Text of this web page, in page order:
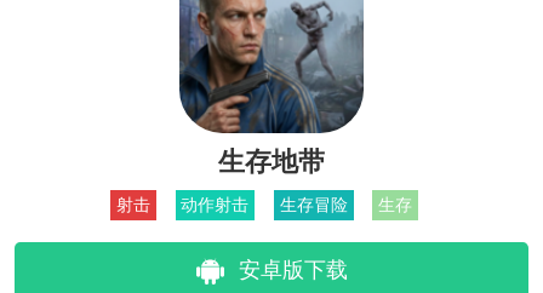
卡牌对战 音乐舞蹈
挂机养成
生存地带
射击 动作射击 生存冒险 生存
安卓版下载